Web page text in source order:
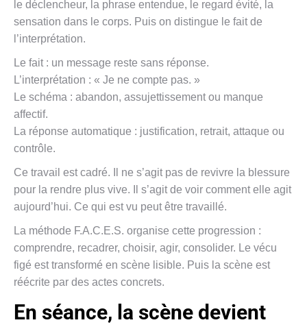
le déclencheur, la phrase entendue, le regard évité, la
sensation dans le corps. Puis on distingue le fait de
l’interprétation.
Le fait : un message reste sans réponse.
L’interprétation : « Je ne compte pas. »
Le schéma : abandon, assujettissement ou manque
affectif.
La réponse automatique : justification, retrait, attaque ou
contrôle.
Ce travail est cadré. Il ne s’agit pas de revivre la blessure
pour la rendre plus vive. Il s’agit de voir comment elle agit
aujourd’hui. Ce qui est vu peut être travaillé.
La méthode F.A.C.E.S. organise cette progression :
comprendre, recadrer, choisir, agir, consolider. Le vécu
figé est transformé en scène lisible. Puis la scène est
réécrite par des actes concrets.
En séance, la scène devient